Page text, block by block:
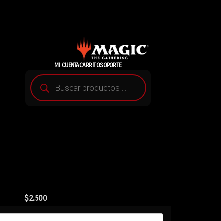
MI CUENTACARRITOSOPORTE
$2.500